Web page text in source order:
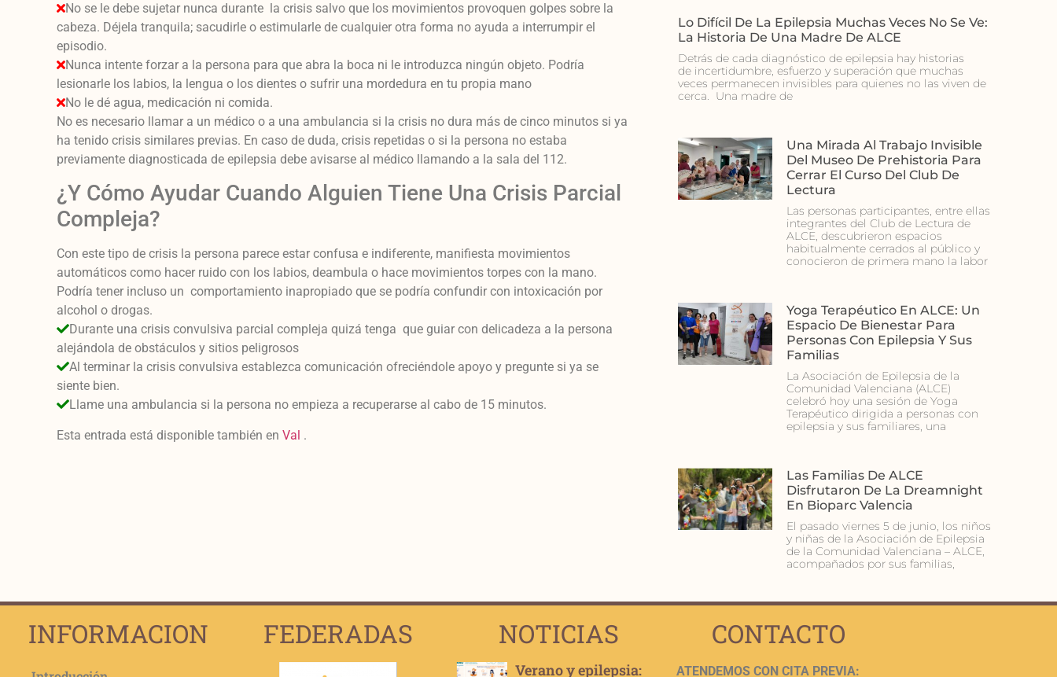
No se le debe sujetar nunca durante la crisis salvo que los movimientos provoquen golpes sobre la
cabeza. Déjela tranquila; sacudirle o estimularle de cualquier otra forma no ayuda a interrumpir el
episodio.
Nunca intente forzar a la persona para que abra la boca ni le introduzca ningún objeto. Podría
lesionarle los labios, la lengua o los dientes o sufrir una mordedura en tu propia mano
No le dé agua, medicación ni comida.
No es necesario llamar a un médico o a una ambulancia si la crisis no dura más de cinco minutos si ya
ha tenido crisis similares previas. En caso de duda, crisis repetidas o si la persona no estaba
previamente diagnosticada de epilepsia debe avisarse al médico llamando a la sala del 112.
¿Y Cómo Ayudar Cuando Alguien Tiene Una Crisis Parcial
Compleja?
Con este tipo de crisis la persona parece estar confusa e indiferente, manifiesta movimientos
automáticos como hacer ruido con los labios, deambula o hace movimientos torpes con la mano.
Podría tener incluso un comportamiento inapropiado que se podría confundir con intoxicación por
alcohol o drogas.
Durante una crisis convulsiva parcial compleja quizá tenga que guiar con delicadeza a la persona
alejándola de obstáculos y sitios peligrosos
Al terminar la crisis convulsiva establezca comunicación ofreciéndole apoyo y pregunte si ya se
siente bien.
Llame una ambulancia si la persona no empieza a recuperarse al cabo de 15 minutos.
Esta entrada está disponible también en Val .
Lo Difícil De La Epilepsia Muchas Veces No Se Ve:
La Historia De Una Madre De ALCE
Detrás de cada diagnóstico de epilepsia hay historias
de incertidumbre, esfuerzo y superación que muchas
veces permanecen invisibles para quienes no las viven de
cerca. Una madre de
Una Mirada Al Trabajo Invisible
Del Museo De Prehistoria Para
Cerrar El Curso Del Club De
Lectura
Las personas participantes, entre ellas
integrantes del Club de Lectura de
ALCE, descubrieron espacios
habitualmente cerrados al público y
conocieron de primera mano la labor
Yoga Terapéutico En ALCE: Un
Espacio De Bienestar Para
Personas Con Epilepsia Y Sus
Familias
La Asociación de Epilepsia de la
Comunidad Valenciana (ALCE)
celebró hoy una sesión de Yoga
Terapéutico dirigida a personas con
epilepsia y sus familiares, una
Las Familias De ALCE
Disfrutaron De La Dreamnight
En Bioparc Valencia
El pasado viernes 5 de junio, los niños
y niñas de la Asociación de Epilepsia
de la Comunidad Valenciana – ALCE,
acompañados por sus familias,
INFORMACION FEDERADAS NOTICIAS
Verano y epilepsia:
CONTACTO
ATENDEMOS CON CITA PREVIA: